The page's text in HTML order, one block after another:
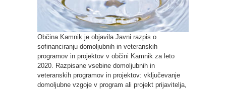
Občina Kamnik je objavila Javni razpis o
sofinanciranju domoljubnih in veteranskih
programov in projektov v občini Kamnik za leto
2020. Razpisane vsebine domoljubnih in
veteranskih programov in projektov: vključevanje
domoljubne vzgoje v program ali projekt prijavitelja,